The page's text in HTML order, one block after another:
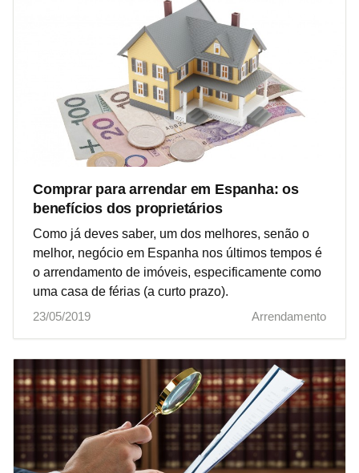
Comprar para arrendar em Espanha: os
benefícios dos proprietários
Como já deves saber, um dos melhores, senão o
melhor, negócio em Espanha nos últimos tempos é
o arrendamento de imóveis, especificamente como
uma casa de férias (a curto prazo).
23/05/2019
Arrendamento